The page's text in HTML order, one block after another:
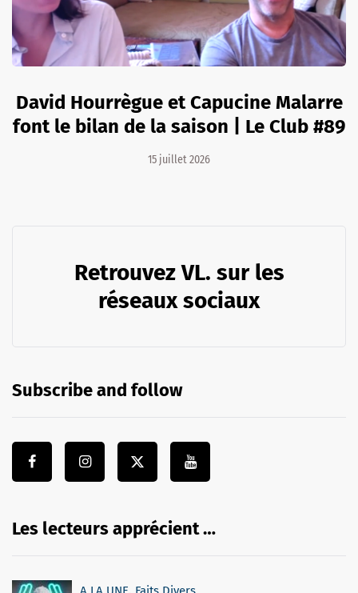
David Hourrègue et Capucine Malarre
font le bilan de la saison | Le Club #89
15 juillet 2026
Retrouvez VL. sur les
réseaux sociaux
Subscribe and follow
Les lecteurs apprécient …